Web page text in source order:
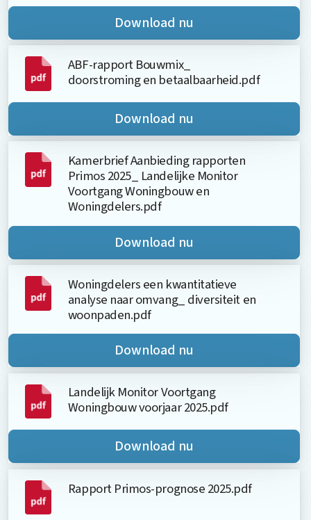
Download nu
ABF-rapport Bouwmix_
doorstroming en betaalbaarheid.pdf
Download nu
Kamerbrief Aanbieding rapporten
Primos 2025_ Landelijke Monitor
Voortgang Woningbouw en
Woningdelers.pdf
Download nu
Woningdelers een kwantitatieve
analyse naar omvang_ diversiteit en
woonpaden.pdf
Download nu
Landelijk Monitor Voortgang
Woningbouw voorjaar 2025.pdf
Download nu
Rapport Primos-prognose 2025.pdf